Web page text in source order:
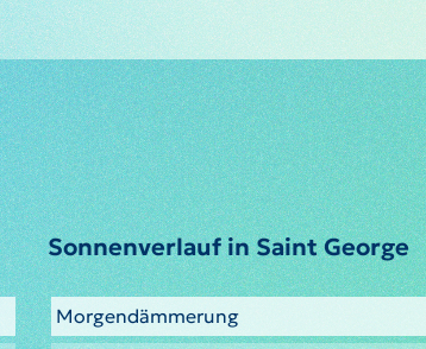
Sonnenverlauf in Saint George
Morgendämmerung